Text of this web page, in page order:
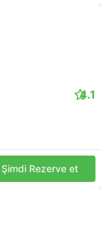
4.1
Şimdi Rezerve et